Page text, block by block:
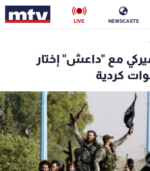
NEWSCASTS
LIVE
مع "داعش" إختار
كردية
ناس
رياضة